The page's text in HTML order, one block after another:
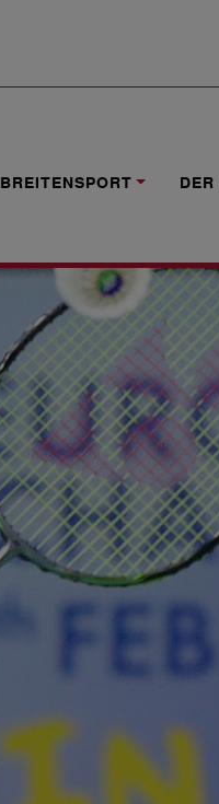
BREITENSPORT